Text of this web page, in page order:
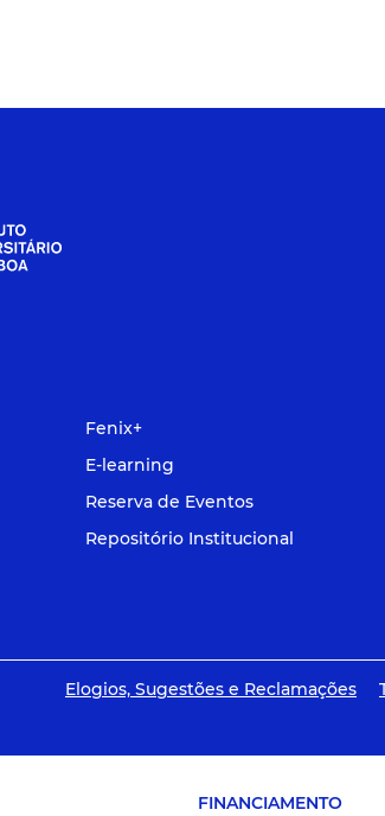
Fenix+
E-learning
Reserva de Eventos
Repositório Institucional
Elogios, Sugestões e Reclamações
FINANCIAMENTO